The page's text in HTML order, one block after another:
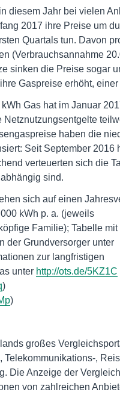
diesem Jahr bei vielen
2017 ihre Preise um
Quartals tun. Davon
(Verbrauchsannahme
sinken die Preise sogar
Gaspreise erhöht,
Gas hat im Januar
haben die
Seit September 2016
verteuerten sich die
sind.
sich auf einen
kWh p. a. (jeweils
Familie); Tabelle mit
zur langfristigen
unter http://ots.de/5KZ1C
)
)
großes
,
Die Anzeige der
von zahlreichen